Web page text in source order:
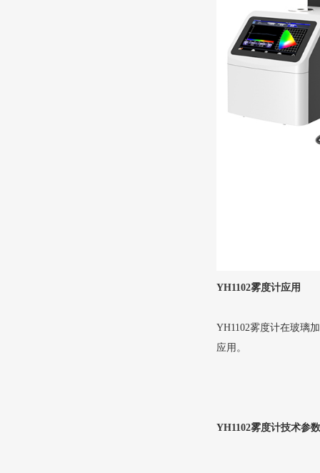
YH1102雾度计应用
YH1102雾度计在玻璃
应用。
YH1102雾度计技术参